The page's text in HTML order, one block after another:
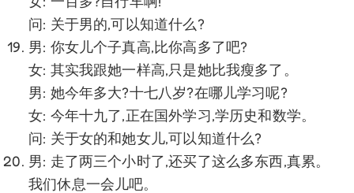
问: 关于男的,可以知道什么?
男: 你女儿个子真高,比你高多了吧?
女: 其实我跟她一样高,只是她比我瘦多了。
男: 她今年多大?十七八岁?在哪儿学习呢?
女: 今年十九了,正在国外学习,学历史和数学。
问: 关于女的和她女儿,可以知道什么?
男: 走了两三个小时了,还买了这么多东西,真累。
我们休息一会儿吧。